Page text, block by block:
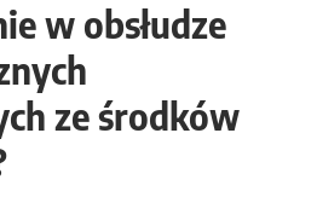
w obsłudze
ze środków